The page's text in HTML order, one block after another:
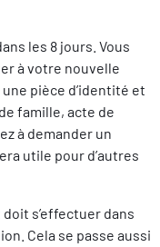
les 8 jours. Vous
à votre nouvelle
pièce d’identité et
famille, acte de
à demander un
utile pour d’autres
doit s’effectuer dans
Cela se passe aussi